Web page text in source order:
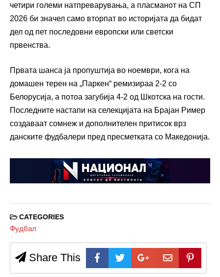
четири големи натпреварувања, а пласманот на СП
2026 би значел само вторпат во историјата да бидат
дел од пет последовни европски или светски
првенства.
Првата шанса ја пропуштија во ноември, кога на
домашен терен на „Паркен“ ремизираа 2-2 со
Белорусија, а потоа загубија 4-2 од Шкотска на гости.
Последните настапи на селекцијата на Брајан Ример
создаваат сомнеж и дополнителен притисок врз
данските фудбалери пред пресметката со Македонија.
CATEGORIES
Фудбал
Share This